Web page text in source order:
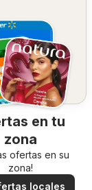
en tu
zona
ofertas en su
zona!
locales